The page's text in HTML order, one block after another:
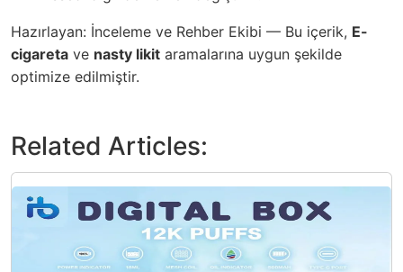
Hazırlayan: İnceleme ve Rehber Ekibi — Bu içerik, E-
cigareta ve nasty likit aramalarına uygun şekilde
optimize edilmiştir.
Related Articles: